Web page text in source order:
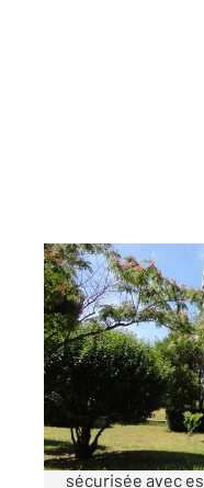
MARSEILLE 13013
77,44 m2, 3 pièces
Ref : 10043
Appartement
152
Niché dans une
sécurisée avec